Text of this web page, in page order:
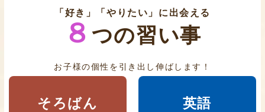
「好き」「やりたい」に出会える
８ つの習い事
お子様の個性を引き出し伸ばします！
そろばん 英語